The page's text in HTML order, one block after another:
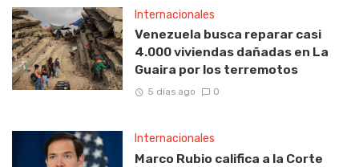
Internacionales
Venezuela busca reparar casi
4.000 viviendas dañadas en La
Guaira por los terremotos
5 días ago 0
Internacionales
Marco Rubio califica a la Corte